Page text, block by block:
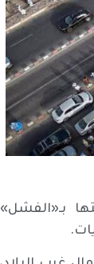
بـ«الفشل»